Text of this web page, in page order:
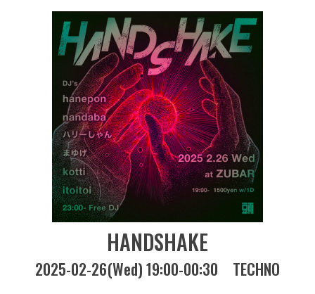
HANDSHAKE
2025-02-26(Wed) 19:00-00:30 TECHNO